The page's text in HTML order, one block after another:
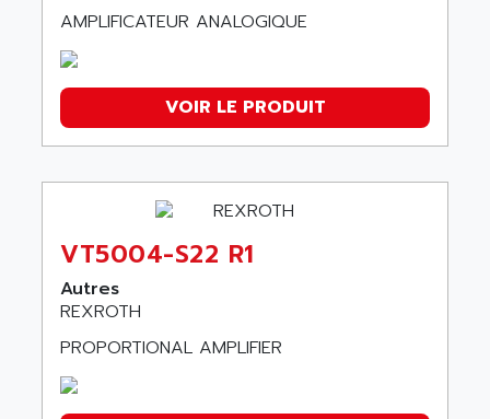
AMPLIFICATEUR ANALOGIQUE
VOIR LE PRODUIT
VT5004-S22 R1
Autres
REXROTH
PROPORTIONAL AMPLIFIER